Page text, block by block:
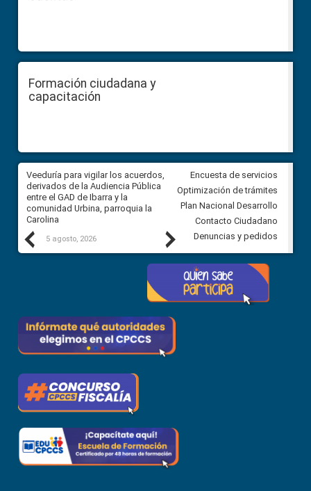
Formación ciudadana y
capacitación
Previous
Veeduría para vigilar los acuerdos,
derivados de la Audiencia Pública
entre el GAD de Ibarra y la
comunidad Urbina, parroquia la
Carolina
5 agosto, 2026
CPCCS convoca a Veeduría
Ciudadana para vigilar el
5 agosto, 2026
Next
Encuesta de servicios
Optimización de trámites
Plan Nacional Desarrollo
Contacto Ciudadano
Denuncias y pedidos